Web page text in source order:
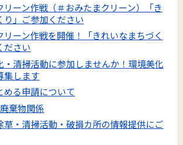
リーン作戦（＃おみたまクリーン）「き
り」ご参加ください
リーン作戦を開催！「きれいなまちづく
ださい
・清掃活動に参加しませんか！環境美化
集します
める申請について
棄物関係
草・清掃活動・破損カ所の情報提供にご